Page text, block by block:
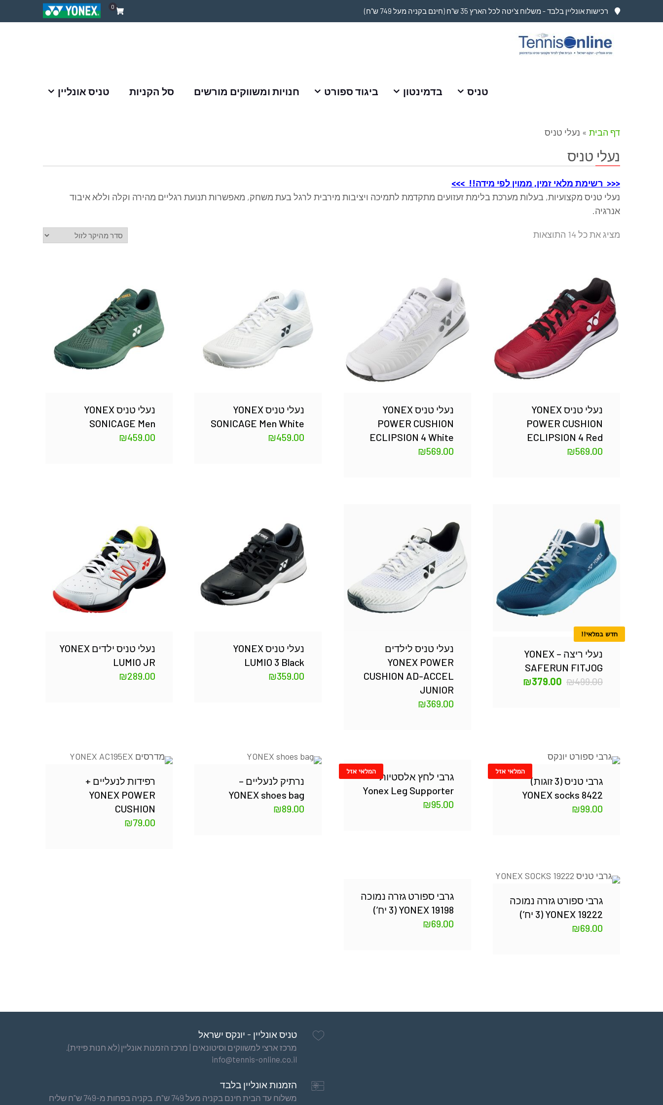
רכישות אונליין בלבד - משלוח צ'יטה לכל הארץ 35 ש"ח (חינם בקניה מעל 749 ש"ח) 0
טניס בדמינטון ביגוד ספורט חנויות ומשווקים מורשים סל הקניות טניס אונליין
דף הבית » נעלי טניס
נעלי טניס
<<< רשימת מלאי זמין, ממוין לפי מידה!! >>>
נעלי טניס מקצועיות, בעלות מערכת בלימת זעזועים מתקדמת לתמיכה ויציבות מירבית לרגל בעת משחק, מאפשרות תנועת רגליים מהירה וקלה וללא איבוד
אנרגיה.
מציג את כל 14 התוצאות
נעלי טניס YONEX
POWER CUSHION
ECLIPSION 4 Red
₪569.00
נעלי טניס YONEX
POWER CUSHION
ECLIPSION 4 White
₪569.00
נעלי טניס YONEX
SONICAGE Men White
₪459.00
נעלי טניס YONEX
SONICAGE Men
₪459.00
חדש במלאי!!
נעלי ריצה – YONEX
SAFERUN FITJOG
₪499.00
₪379.00
נעלי טניס לילדים
YONEX POWER
CUSHION AD-ACCEL
JUNIOR
₪369.00
נעלי טניס YONEX
LUMIO 3 Black
₪359.00
נעלי טניס ילדים YONEX
LUMIO JR
₪289.00
המלאי אזל
גרבי טניס (3 זוגות)
YONEX socks 8422
₪99.00
המלאי אזל גרבי לחץ אלסטיות
Yonex Leg Supporter
₪95.00
נרתיק לנעליים –
YONEX shoes bag
₪89.00
רפידות לנעליים +
YONEX POWER
CUSHION
₪79.00
גרבי ספורט גזרה נמוכה
YONEX 19222 (3 יח’)
₪69.00
גרבי ספורט גזרה נמוכה
YONEX 19198 (3 יח’)
₪69.00
טניס אונליין - יונקס ישראל
מרכז ארצי למשווקים וסיטונאים | מרכז הזמנות אונליין (לא חנות פיזית).
info@tennis-online.co.il
הזמנות אונליין בלבד
משלוח עד הבית חינם בקניה מעל 749 ש"ח. בקניה בפחות מ-749 ש"ח שליח